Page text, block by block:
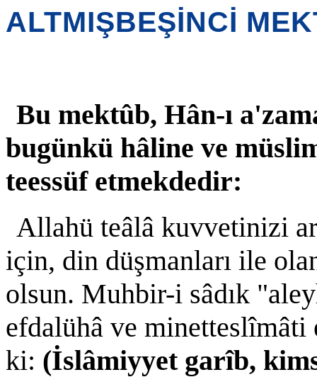
ALTMIŞBEŞİNCİ
Bu mektûb, Hân-ı
bugünkü hâline ve
teessüf etmekdedir:
Allahü teâlâ kuvvetinizi
için, din düşmanları ile
olsun. Muhbir-i sâdık
efdalühâ ve
ki: (İslâmiyyet garîb,